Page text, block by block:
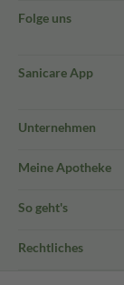
Folge uns
Sanicare App
Unternehmen
Meine Apotheke
So geht's
Rechtliches